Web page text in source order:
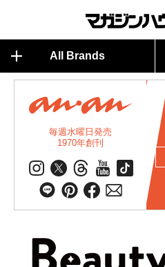
All Brands
毎週水曜日発売
1970年創刊